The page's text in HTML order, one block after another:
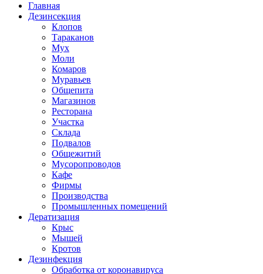
Главная
Дезинсекция
Клопов
Тараканов
Мух
Моли
Комаров
Муравьев
Общепита
Магазинов
Ресторана
Участка
Склада
Подвалов
Общежитий
Мусоропроводов
Кафе
Фирмы
Производства
Промышленных помещений
Дератизация
Крыс
Мышей
Кротов
Дезинфекция
Обработка от коронавируса